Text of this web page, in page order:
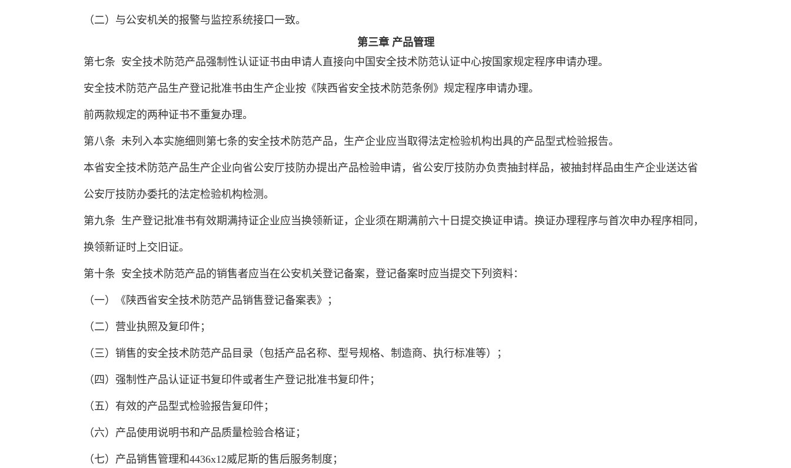
（二）与公安机关的报警与监控系统接口一致。
第三章 产品管理
第七条 安全技术防范产品强制性认证证书由申请人直接向中国安全技术防范认证中心按国家规定程序申请办理。
安全技术防范产品生产登记批准书由生产企业按《陕西省安全技术防范条例》规定程序申请办理。
前两款规定的两种证书不重复办理。
第八条 未列入本实施细则第七条的安全技术防范产品，生产企业应当取得法定检验机构出具的产品型式检验报告。
本省安全技术防范产品生产企业向省公安厅技防办提出产品检验申请，省公安厅技防办负责抽封样品，被抽封样品由生产企业送达省
公安厅技防办委托的法定检验机构检测。
第九条 生产登记批准书有效期满持证企业应当换领新证，企业须在期满前六十日提交换证申请。换证办理程序与首次申办程序相同，
换领新证时上交旧证。
第十条 安全技术防范产品的销售者应当在公安机关登记备案，登记备案时应当提交下列资料：
（一）《陕西省安全技术防范产品销售登记备案表》；
（二）营业执照及复印件；
（三）销售的安全技术防范产品目录（包括产品名称、型号规格、制造商、执行标准等）；
（四）强制性产品认证证书复印件或者生产登记批准书复印件；
（五）有效的产品型式检验报告复印件；
（六）产品使用说明书和产品质量检验合格证；
（七）产品销售管理和4436x12威尼斯的售后服务制度；